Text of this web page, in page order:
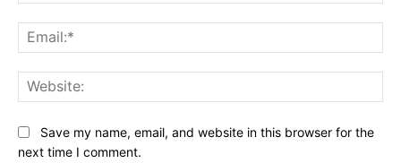
Save my name, email, and website in this browser for the
next time I comment.